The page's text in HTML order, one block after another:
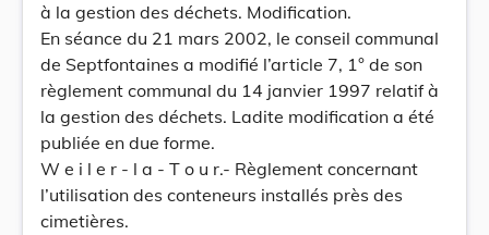
à la gestion des déchets. Modification.
En séance du 21 mars 2002, le conseil communal
de Septfontaines a modifié l’article 7, 1° de son
règlement communal du 14 janvier 1997 relatif à
la gestion des déchets. Ladite modification a été
publiée en due forme.
W e i l e r - l a - T o u r.- Règlement concernant
l’utilisation des conteneurs installés près des
cimetières.